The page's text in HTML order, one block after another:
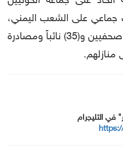
جماعي على الشعب اليمني،
وإصدار أحكام إعدام بحق صحفيين و(35) نائباً ومصادرة
منازلهم.
في التليجرام